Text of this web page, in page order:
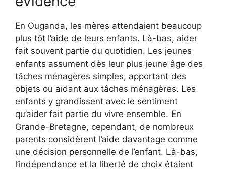
En Ouganda, les mères attendaient beaucoup
plus tôt l’aide de leurs enfants. Là-bas, aider
fait souvent partie du quotidien. Les jeunes
enfants assument dès leur plus jeune âge des
tâches ménagères simples, apportant des
objets ou aidant aux tâches ménagères. Les
enfants y grandissent avec le sentiment
qu’aider fait partie du vivre ensemble. En
Grande-Bretagne, cependant, de nombreux
parents considèrent l’aide davantage comme
une décision personnelle de l’enfant. Là-bas,
l’indépendance et la liberté de choix étaient